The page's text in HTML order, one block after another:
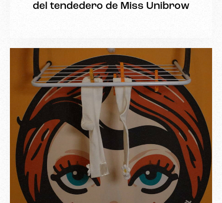
del tendedero de Miss Unibrow